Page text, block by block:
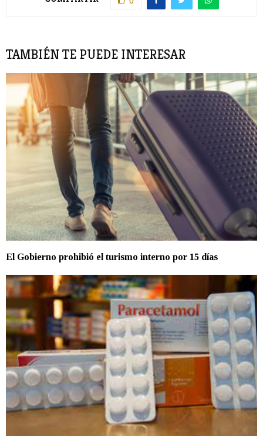
TAMBIÉN TE PUEDE INTERESAR
El Gobierno prohibió el turismo interno por 15 días